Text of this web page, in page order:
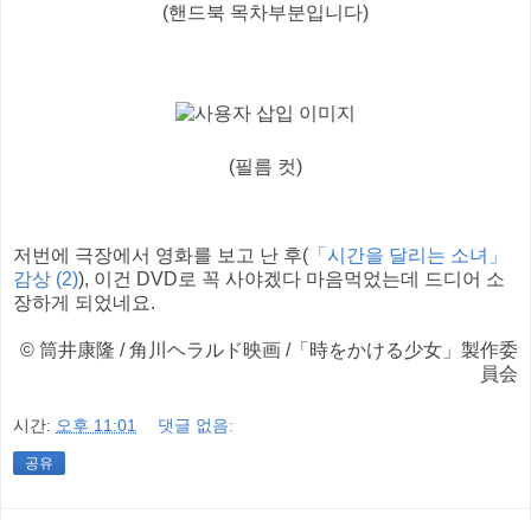
(핸드북 목차부분입니다)
(필름 컷)
저번에 극장에서 영화를 보고 난 후( 「시간을 달리는 소녀」
감상 (2)), 이건 DVD로 꼭 사야겠다 마음먹었는데 드디어 소
장하게 되었네요.
© 筒井康隆 / 角川ヘラルド映画 /「時をかける少女」製作委
員会
시간: 오후 11:01 댓글 없음:
공유